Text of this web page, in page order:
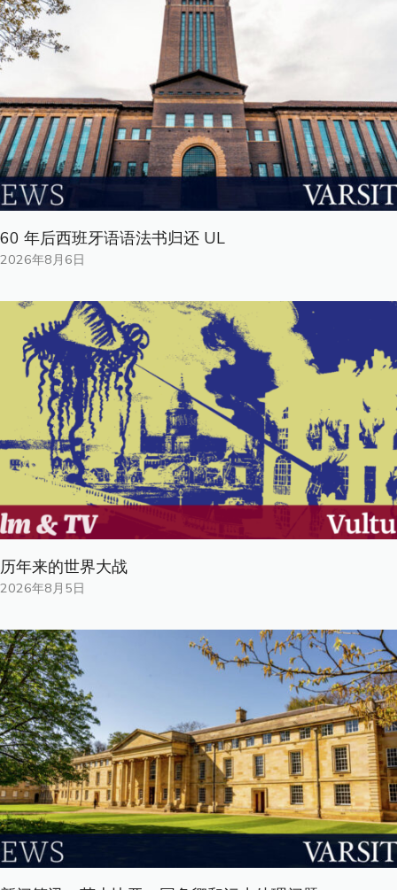
60 年后西班牙语语法书归还 UL
2026年8月6日
历年来的世界大战
2026年8月5日